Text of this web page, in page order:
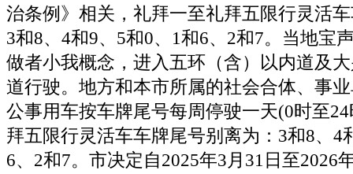
治条例》相关，礼拜一至礼拜五限行灵活
3和8、4和9、5和0、1和6、2和7。当地宝
做者小我概念，进入五环（含）以内道及
道行驶。地方和本市所属的社会合体、事
公事用车按车牌尾号每周停驶一天(0时至
拜五限行灵活车车牌尾号别离为：3和8、4
6、2和7。市决定自2025年3月31日至2026